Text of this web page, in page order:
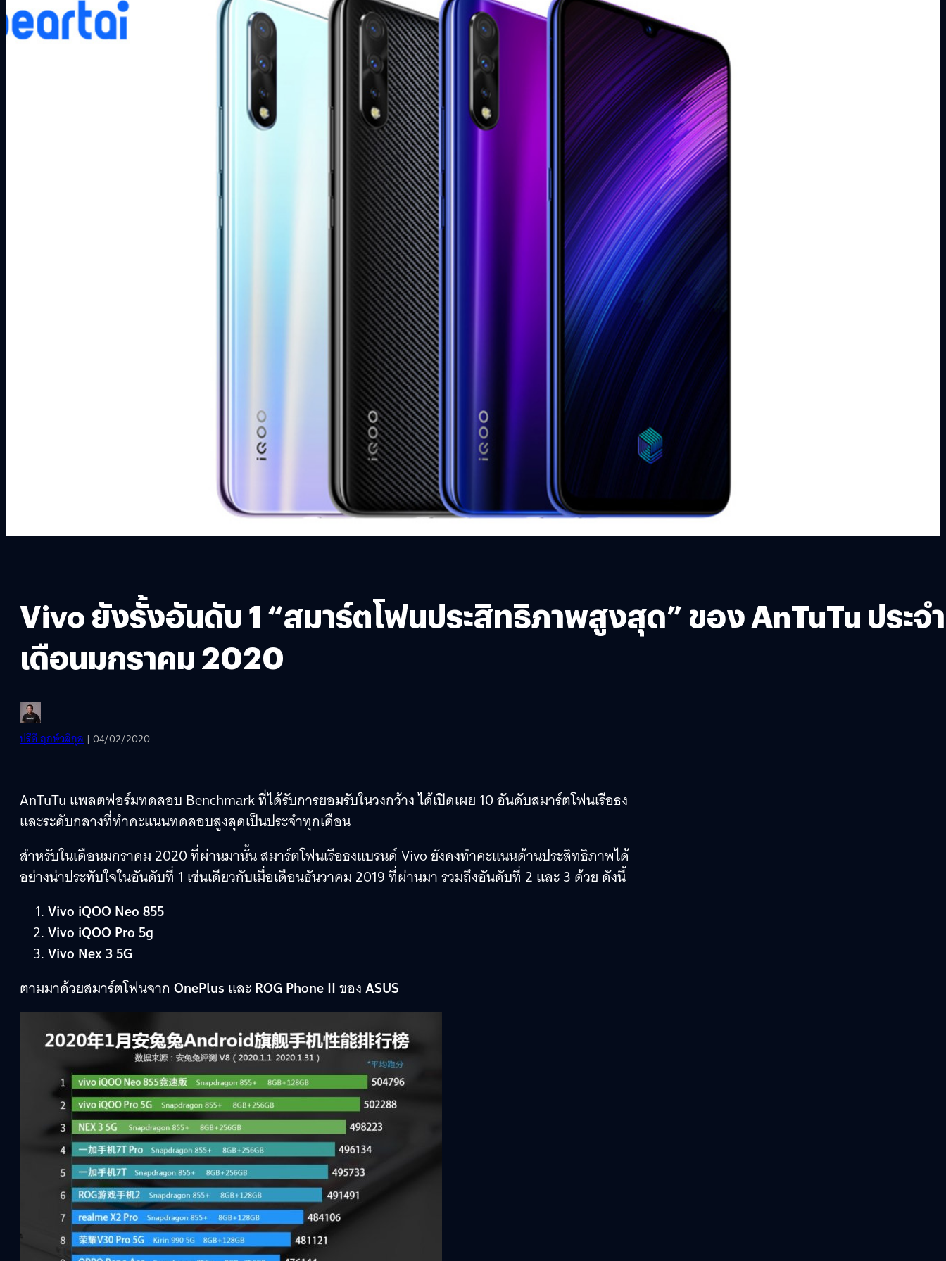
Vivo ยังรั้งอันดับ 1 “สมาร์ตโฟนประสิทธิภาพสูงสุด” ของ AnTuTu ประจำ
เดือนมกราคม 2020
ปรีดี ฤกษ์วลีกุล | 04/02/2020
AnTuTu แพลตฟอร์มทดสอบ Benchmark ที่ได้รับการยอมรับในวงกว้าง ได้เปิดเผย 10 อันดับสมาร์ตโฟนเรือธง
และระดับกลางที่ทำคะแนนทดสอบสูงสุดเป็นประจำทุกเดือน
สำหรับในเดือนมกราคม 2020 ที่ผ่านมานั้น สมาร์ตโฟนเรือธงแบรนด์ Vivo ยังคงทำคะแนนด้านประสิทธิภาพได้
อย่างน่าประทับใจในอันดับที่ 1 เช่นเดียวกับเมื่อเดือนธันวาคม 2019 ที่ผ่านมา รวมถึงอันดับที่ 2 และ 3 ด้วย ดังนี้
Vivo iQOO Neo 855
Vivo iQOO Pro 5g
Vivo Nex 3 5G
ตามมาด้วยสมาร์ตโฟนจาก OnePlus และROG Phone IIของASUS